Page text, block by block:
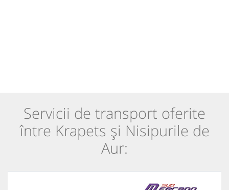
Servicii de transport oferite
între Krapets și Nisipurile de
Aur: